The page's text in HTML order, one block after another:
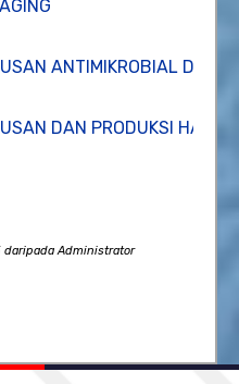
ANTIMIKROBIAL DAN
DAN PRODUKSI
daripada Administrator